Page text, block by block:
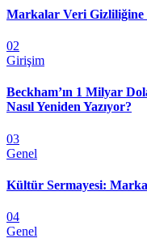
Markalar Veri Gizliliğine
02
Girişim
Beckham’ın 1 Milyar
Nasıl Yeniden Yazıyor?
03
Genel
Kültür Sermayesi:
04
Genel